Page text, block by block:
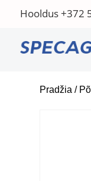
Hooldus+372
Pradžia /